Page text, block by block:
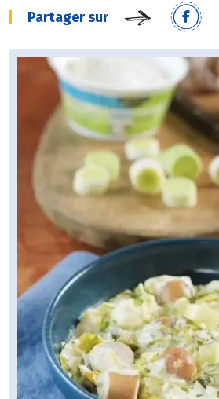
Partager sur